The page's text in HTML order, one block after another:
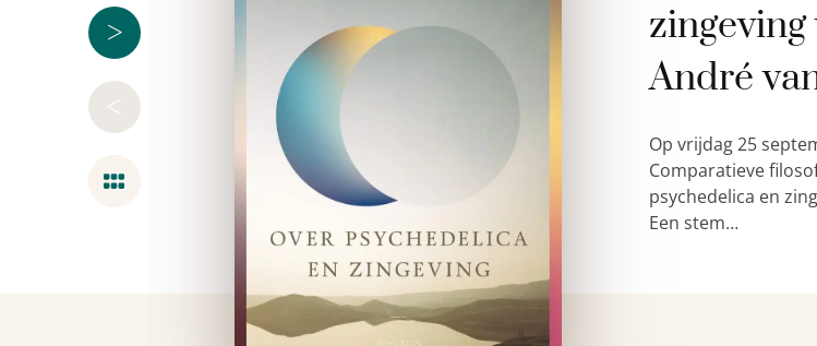
>
<
André
Op vrijdag 25
Comparatieve
psychedelica en
Een stem…